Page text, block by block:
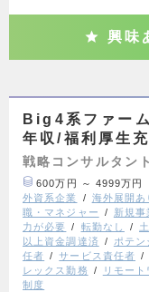
興味
Big4系ファー
年収/福利厚生
戦略コンサルタント
600万円 ～ 4999万円
外資系企業
海外展開あ
職・マネジャー
新規事
力が必要
転勤なし
以上資金調達済
ポテン
任者
サービス責任者
レックス勤務
リモー
制度